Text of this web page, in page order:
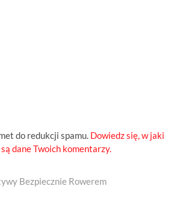
do redukcji spamu. Dowiedz się, w jaki
dane Twoich komentarzy.
Bezpiecznie Rowerem